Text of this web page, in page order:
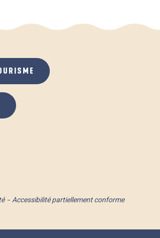
Accessibilité partiellement conforme